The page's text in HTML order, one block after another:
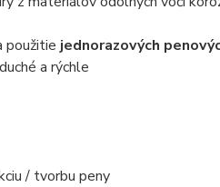
použitie jednorazových
a rýchle
/ tvorbu peny